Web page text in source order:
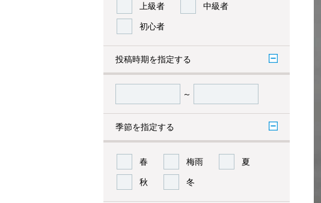
上級者 中級者
初心者
投稿時期を指定する
～
季節を指定する
春 梅雨 夏
秋 冬